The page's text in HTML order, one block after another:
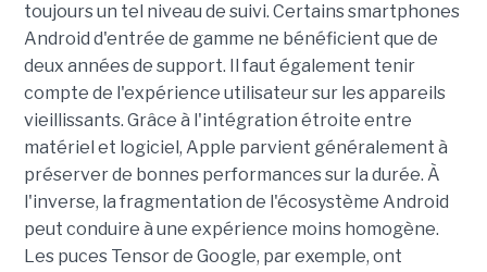
toujours un tel niveau de suivi. Certains smartphones
Android d'entrée de gamme ne bénéficient que de
deux années de support. Il faut également tenir
compte de l'expérience utilisateur sur les appareils
vieillissants. Grâce à l'intégration étroite entre
matériel et logiciel, Apple parvient généralement à
préserver de bonnes performances sur la durée. À
l'inverse, la fragmentation de l'écosystème Android
peut conduire à une expérience moins homogène.
Les puces Tensor de Google, par exemple, ont